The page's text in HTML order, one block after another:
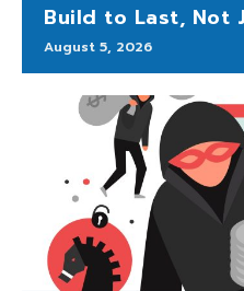
Build to Last, Not
August 5, 2026